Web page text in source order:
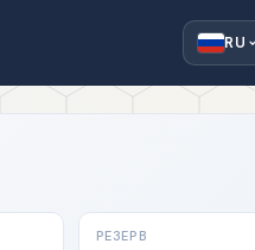
RU
РЕЗЕРВ